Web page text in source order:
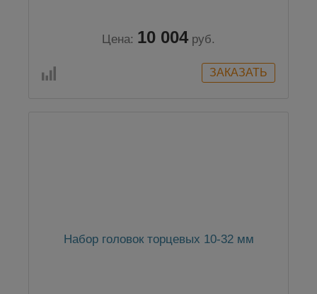
Цена: 10 004 руб.
Набор головок торцевых 10-32 мм